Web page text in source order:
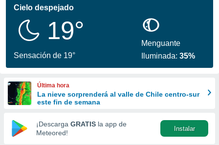
por
se
calidad.
a este
las
y
forma
digital
basada
Cielo despejado
19°
Sensación de 19°
Menguante
Iluminada:35%
Última hora
La nieve sorprenderá al valle de Chile centro-sur
este fin de semana
¡Descarga GRATIS la app de
Meteored!
Instalar